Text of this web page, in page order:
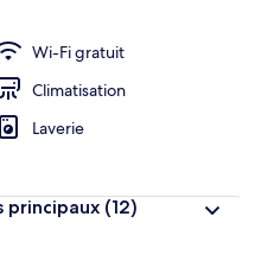
Wi-Fi gratuit
Climatisation
Laverie
principaux (12)